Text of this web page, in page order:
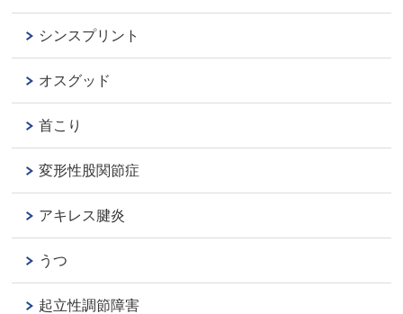
シンスプリント
オスグッド
首こり
変形性股関節症
アキレス腱炎
うつ
起立性調節障害